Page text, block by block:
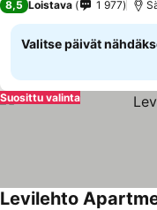
8,5 Loistava 1 977
Valitse päivät
Suosittu valinta
Levilehto